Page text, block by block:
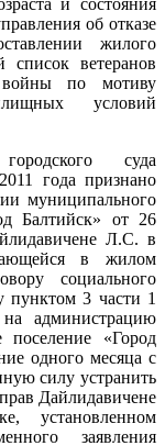
и состояния
об отказе
жилого
ветеранов
войны по мотиву
условий
суда
года признано
муниципального
Балтийск» от 26
Л.С. в
в жилом
социального
пунктом 3 части 1
администрацию
поселение «Город
одного месяца с
силу устранить
Дайлидавичене
установленном
заявления